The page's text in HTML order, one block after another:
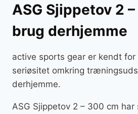
ASG Sjippetov 2
brug derhjemme
active sports gear er kendt
seriøsitet omkring
derhjemme.
ASG Sjippetov 2 – 300 cm har